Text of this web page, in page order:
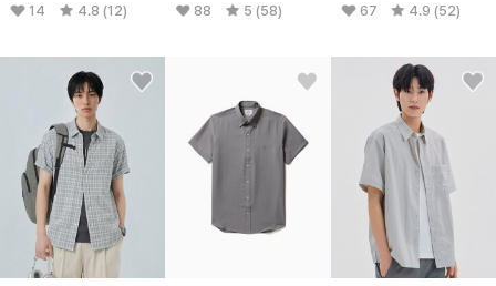
14 4.8 (12) 88 5 (58) 67 4.9 (52)